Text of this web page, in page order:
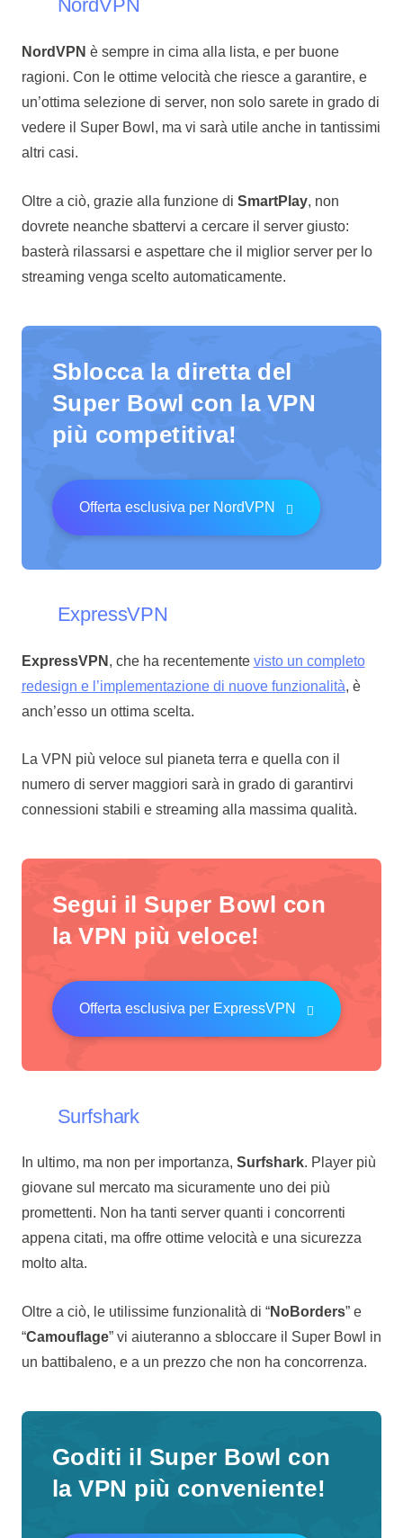
NordVPN
NordVPN è sempre in cima alla lista, e per buone
ragioni. Con le ottime velocità che riesce a garantire, e
un’ottima selezione di server, non solo sarete in grado di
vedere il Super Bowl, ma vi sarà utile anche in tantissimi
altri casi.
Oltre a ciò, grazie alla funzione di SmartPlay, non
dovrete neanche sbattervi a cercare il server giusto:
basterà rilassarsi e aspettare che il miglior server per lo
streaming venga scelto automaticamente.
Sblocca la diretta del
Super Bowl con la VPN
più competitiva!
Offerta esclusiva per NordVPN
ExpressVPN
ExpressVPN , che ha recentemente visto un completo
redesign e l’implementazione di nuove funzionalità, è
anch’esso un ottima scelta.
La VPN più veloce sul pianeta terra e quella con il
numero di server maggiori sarà in grado di garantirvi
connessioni stabili e streaming alla massima qualità.
Segui il Super Bowl con
la VPN più veloce!
Offerta esclusiva per ExpressVPN
Surfshark
In ultimo, ma non per importanza, Surfshark. Player più
giovane sul mercato ma sicuramente uno dei più
promettenti. Non ha tanti server quanti i concorrenti
appena citati, ma offre ottime velocità e una sicurezza
molto alta.
Oltre a ciò, le utilissime funzionalità di “NoBorders” e
“Camouflage” vi aiuteranno a sbloccare il Super Bowl in
un battibaleno, e a un prezzo che non ha concorrenza.
Goditi il Super Bowl con
la VPN più conveniente!